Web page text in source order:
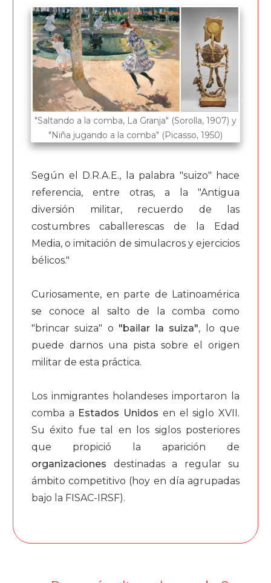
"Saltando a la comba, La Granja" (Sorolla, 1907) y
"Niña jugando a la comba" (Picasso, 1950)
Según el D.R.A.E., la palabra "suizo" hace
referencia, entre otras, a la "Antigua
diversión militar, recuerdo de las
costumbres caballerescas de la Edad
Media, o imitación de simulacros y ejercicios
bélicos."
Curiosamente, en parte de Latinoamérica
se conoce al salto de la comba como
"brincar suiza" o "bailar la suiza", lo que
puede darnos una pista sobre el origen
militar de esta práctica.
Los inmigrantes holandeses importaron la
comba a Estados Unidos en el siglo XVII.
Su éxito fue tal en los siglos posteriores
que propició la aparición de
organizaciones destinadas a regular su
ámbito competitivo (hoy en día agrupadas
bajo la FISAC-IRSF).